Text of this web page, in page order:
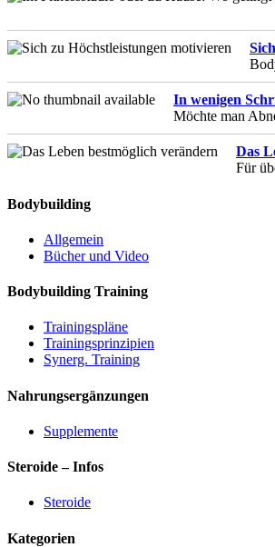
In wenigen
Möchte man
Das
Für
Bodybuilding
Allgemein
Bücher und Video
Bodybuilding Training
Trainingspläne
Trainingsprinzipien
Synerg. Training
Nahrungsergänzungen
Supplemente
Steroide – Infos
Steroide
Kategorien